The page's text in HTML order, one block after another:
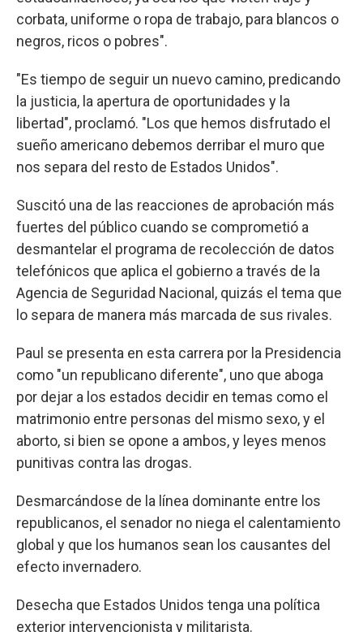
corbata, uniforme o ropa de trabajo, para blancos o
negros, ricos o pobres".
"Es tiempo de seguir un nuevo camino, predicando
la justicia, la apertura de oportunidades y la
libertad", proclamó. "Los que hemos disfrutado el
sueño americano debemos derribar el muro que
nos separa del resto de Estados Unidos".
Suscitó una de las reacciones de aprobación más
fuertes del público cuando se comprometió a
desmantelar el programa de recolección de datos
telefónicos que aplica el gobierno a través de la
Agencia de Seguridad Nacional, quizás el tema que
lo separa de manera más marcada de sus rivales.
Paul se presenta en esta carrera por la Presidencia
como "un republicano diferente", uno que aboga
por dejar a los estados decidir en temas como el
matrimonio entre personas del mismo sexo, y el
aborto, si bien se opone a ambos, y leyes menos
punitivas contra las drogas.
Desmarcándose de la línea dominante entre los
republicanos, el senador no niega el calentamiento
global y que los humanos sean los causantes del
efecto invernadero.
Desecha que Estados Unidos tenga una política
exterior intervencionista y militarista.